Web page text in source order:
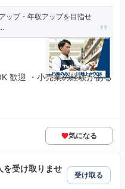
ップ・年収アップを目指せ
歓迎 ・小売業の経験がある
気になる
を受け取りませ
受け取る